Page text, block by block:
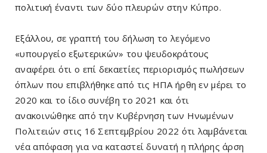
πολιτική έναντι των δύο πλευρών στην Κύπρο.
Εξάλλου, σε γραπτή του δήλωση το λεγόμενο
«υπουργείο εξωτερικών» του ψευδοκράτους
αναφέρει ότι ο επί δεκαετίες περιορισμός πωλήσεων
όπλων που επιβλήθηκε από τις ΗΠΑ ήρθη εν μέρει το
2020 και το ίδιο συνέβη το 2021 και ότι
ανακοινώθηκε από την Κυβέρνηση των Ηνωμένων
Πολιτειών στις 16 Σεπτεμβρίου 2022 ότι λαμβάνεται
νέα απόφαση για να καταστεί δυνατή η πλήρης άρση